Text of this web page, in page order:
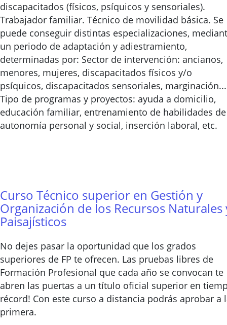
discapacitados (físicos, psíquicos y sensoriales).
Trabajador familiar. Técnico de movilidad básica. Se
puede conseguir distintas especializaciones,
un periodo de adaptación y adiestramiento,
determinadas por: Sector de intervención: ancianos,
menores, mujeres, discapacitados físicos y/o
psíquicos, discapacitados sensoriales, marginación...
Tipo de programas y proyectos: ayuda a domicilio,
educación familiar, entrenamiento de habilidades de
autonomía personal y social, inserción laboral, etc.
Curso Técnico superior en Gestión y
Organización de los Recursos Naturales
Paisajísticos
No dejes pasar la oportunidad que los grados
superiores de FP te ofrecen. Las pruebas libres de
Formación Profesional que cada año se convocan te
abren las puertas a un título oficial superior en
récord! Con este curso a distancia podrás aprobar a
primera.